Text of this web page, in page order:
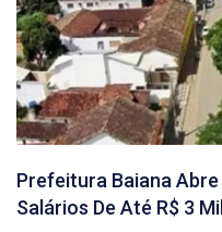
Prefeitura Baiana
Salários De Até R$ 3 Mil